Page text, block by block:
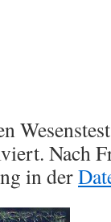
Nach
in der